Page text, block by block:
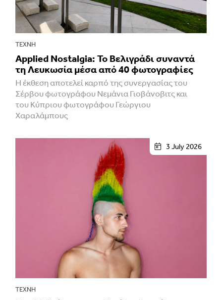
ΤΈΧΝΗ
Applied Nostalgia: Το Βελιγράδι συναντά
τη Λευκωσία μέσα από 40 φωτογραφίες
Η έκθεση αποτελεί καρπό της συνεργασίας του
Σέρβου φωτογράφου Νεμάνια Γιοβάνοβιτς και
του Κύπριου φωτογράφου Γεώργιου
Χαραλάμπους
3 July 2026
ΤΈΧΝΗ